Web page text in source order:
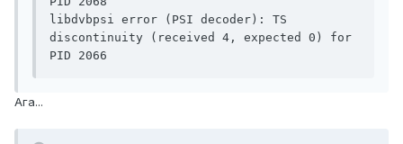
libdvbpsi error (PSI decoder): TS
discontinuity (received 4, expected 0) for
PID 2066
Ага...